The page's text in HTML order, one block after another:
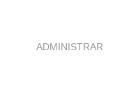
ADMINISTRAR